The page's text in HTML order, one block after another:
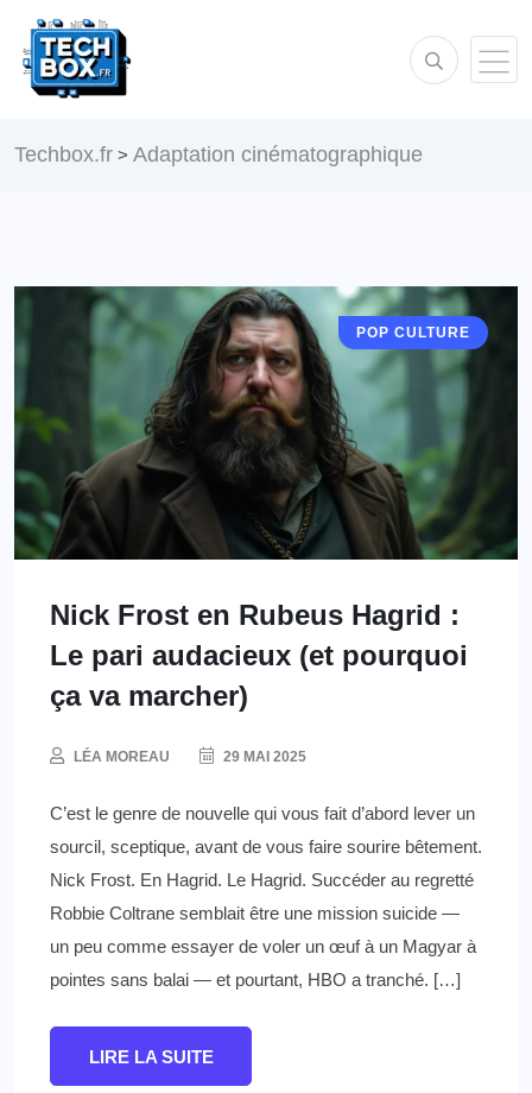
Techbox.fr > Adaptation cinématographique
POP CULTURE
Nick Frost en Rubeus Hagrid :
Le pari audacieux (et pourquoi
ça va marcher)
LÉA MOREAU 29 MAI 2025
C’est le genre de nouvelle qui vous fait d’abord lever un
sourcil, sceptique, avant de vous faire sourire bêtement.
Nick Frost. En Hagrid. Le Hagrid. Succéder au regretté
Robbie Coltrane semblait être une mission suicide —
un peu comme essayer de voler un œuf à un Magyar à
pointes sans balai — et pourtant, HBO a tranché. […]
LIRE LA SUITE